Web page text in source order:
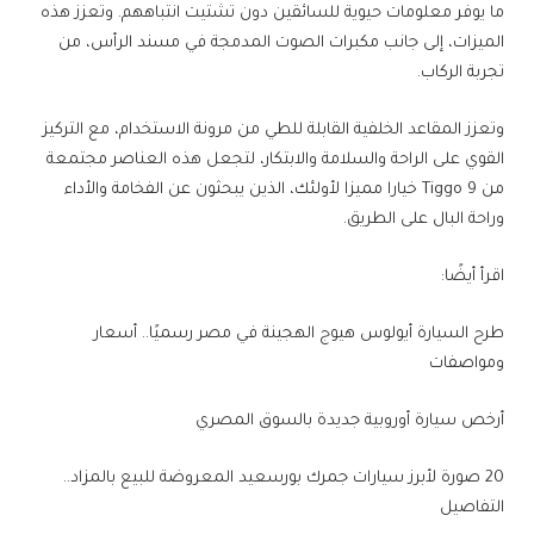
ما يوفر معلومات حيوية للسائقين دون تشتيت انتباههم. وتعزز هذه
الميزات، إلى جانب مكبرات الصوت المدمجة في مسند الرأس، من
تجربة الركاب.
وتعزز المقاعد الخلفية القابلة للطي من مرونة الاستخدام، مع التركيز
القوي على الراحة والسلامة والابتكار، لتجعل هذه العناصر مجتمعة
من Tiggo 9 خيارا مميزا لأولئك، الذين يبحثون عن الفخامة والأداء
وراحة البال على الطريق.
اقرأ أيضًا:
طرح السيارة أيولوس هيوج الهجينة في مصر رسميًا.. أسعار
ومواصفات
أرخص سيارة أوروبية جديدة بالسوق المصري
20 صورة لأبرز سيارات جمرك بورسعيد المعروضة للبيع بالمزاد..
التفاصيل